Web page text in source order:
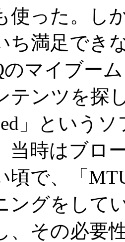
使った。し
ち満足でき
のマイブー
テンツを探
」という
当時はブロ
頃で、「
ングをして
、その必要